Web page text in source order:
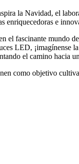
la Navidad, el
enriquecedoras e
el fascinante mundo
LED, ¡imagínense
el camino hacia
como objetivo